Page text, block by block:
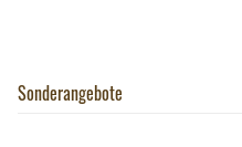
Sonderangebote